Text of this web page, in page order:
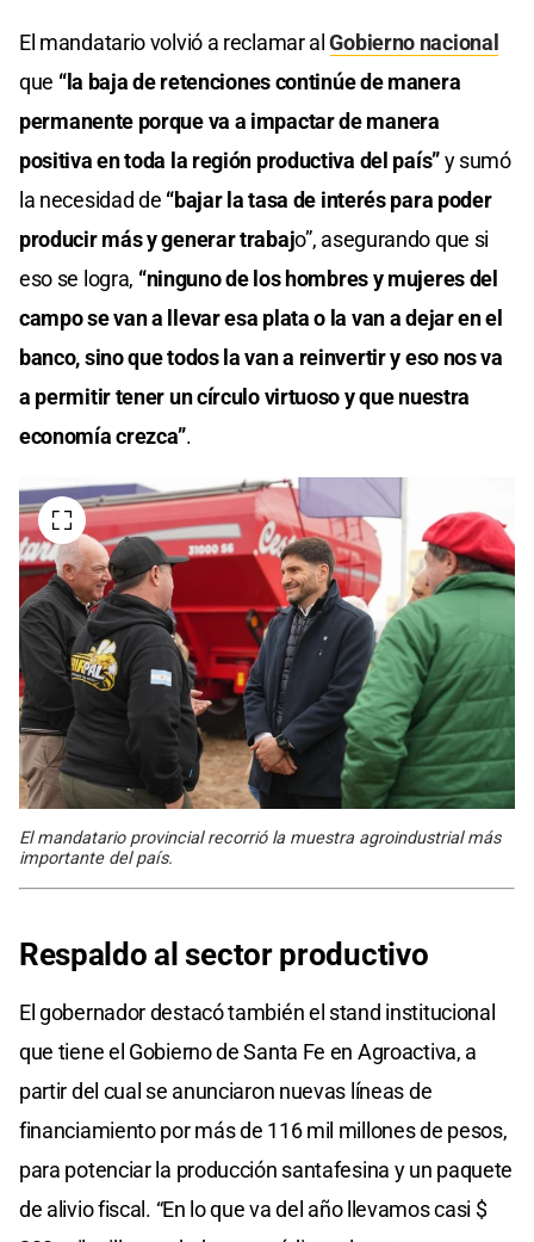
El mandatario volvió a reclamar alGobierno nacional
que “la baja de retenciones continúe de manera
permanente porque va a impactar de manera
positiva en toda la región productiva del país”y sumó
la necesidad de “bajar la tasa de interés para poder
producir más y generar trabajo”, asegurando que si
eso se logra, “ninguno de los hombres y mujeres del
campo se van a llevar esa plata o la van a dejar en el
banco, sino que todos la van a reinvertir y eso nos va
a permitir tener un círculo virtuoso y que nuestra
economía crezca”.
El mandatario provincial recorrió la muestra agroindustrial más
importante del país.
Respaldo al sector productivo
El gobernador destacó también el stand institucional
que tiene el Gobierno de Santa Fe en Agroactiva, a
partir del cual se anunciaron nuevas líneas de
financiamiento por más de 116 mil millones de pesos,
para potenciar la producción santafesina y un paquete
de alivio fiscal. “En lo que va del año llevamos casi $